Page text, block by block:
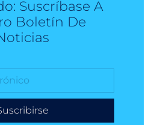
Suscríbase A
Boletín De